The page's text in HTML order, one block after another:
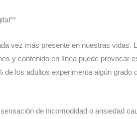
vez más presente en nuestras vidas.
y contenido en línea puede provocar
de los adultos experimenta algún grado
de incomodidad o ansiedad